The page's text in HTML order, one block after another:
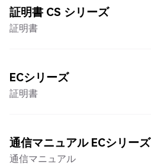
証明書 CS シリーズ
証明書
ECシリーズ
証明書
通信マニュアル ECシリーズ
通信マニュアル